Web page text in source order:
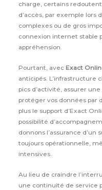
charge, certains
d’accès, par exemple lors
complexes ou de gros
connexion internet stable
appréhension.
Pourtant, avec Exact
anticipés. L’infrastructure
pics d’activité, assurer
protéger vos données par
plus le support d’Exact
possibilité
donnons l’assurance d’un
toujours opérationnelle,
intensives.
Au lieu de craindre
une continuité de service